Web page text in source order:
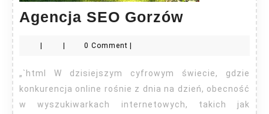
Agencja SEO GorzówAgencja
| | 0 Comment |
„`html W dzisiejszym cyfrowym świecie, gdzie
konkurencja online rośnie z dnia na dzień, obecność
w wyszukiwarkach internetowych, takich jak